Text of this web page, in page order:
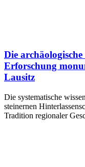
Die
Erforschung
Lausitz
Die systematische
steinernen
Tradition regionaler